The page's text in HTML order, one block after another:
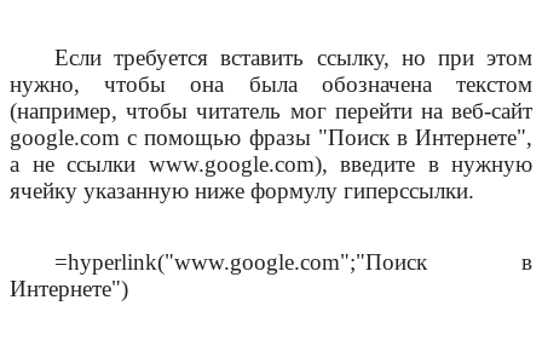
Если требуется вставить ссылку, но при этом
нужно, чтобы она была обозначена текстом
(например, чтобы читатель мог перейти на веб-сайт
google.com с помощью фразы "Поиск в Интернете",
а не ссылки www.google.com), введите в нужную
ячейку указанную ниже формулу гиперссылки.
=hyperlink("www.google.com";"Поиск в
Интернете")